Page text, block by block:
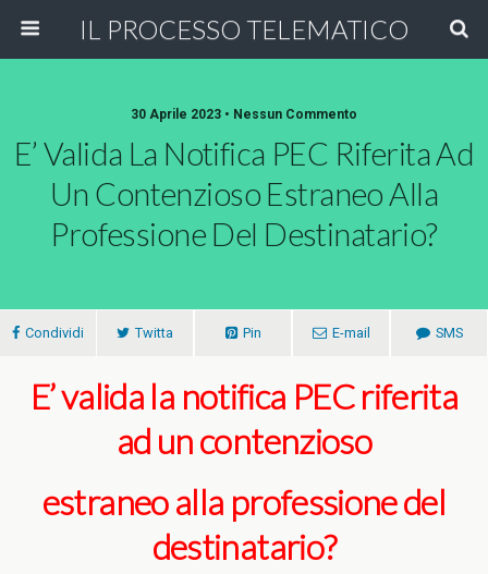
IL PROCESSO TELEMATICO
30 Aprile 2023 • Nessun Commento
E’ Valida La Notifica PEC Riferita Ad
Un Contenzioso Estraneo Alla
Professione Del Destinatario?
Condividi Twitta Pin E-mail SMS
E’ valida la notifica PEC riferita
ad un contenzioso
estraneo alla professione del
destinatario?